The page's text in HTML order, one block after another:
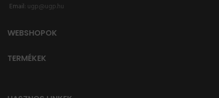
Email: ugp@ugp.hu
WEBSHOPOK
TERMÉKEK